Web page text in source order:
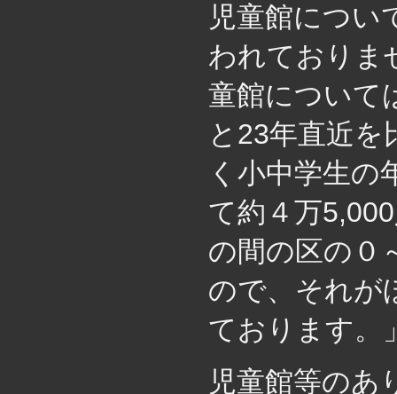
児童館につい
われておりま
童館について
と23年直近
く小中学生の
て約４万
の間の区の０
ので、それが
ております。
児童館等のあ